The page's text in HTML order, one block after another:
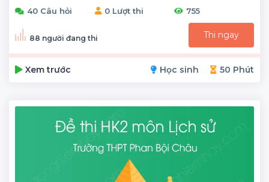
40 Câu hỏi 0 Lượt thi 755
88 người đang thi Thi ngay
Xem trước Học sinh 50 Phút